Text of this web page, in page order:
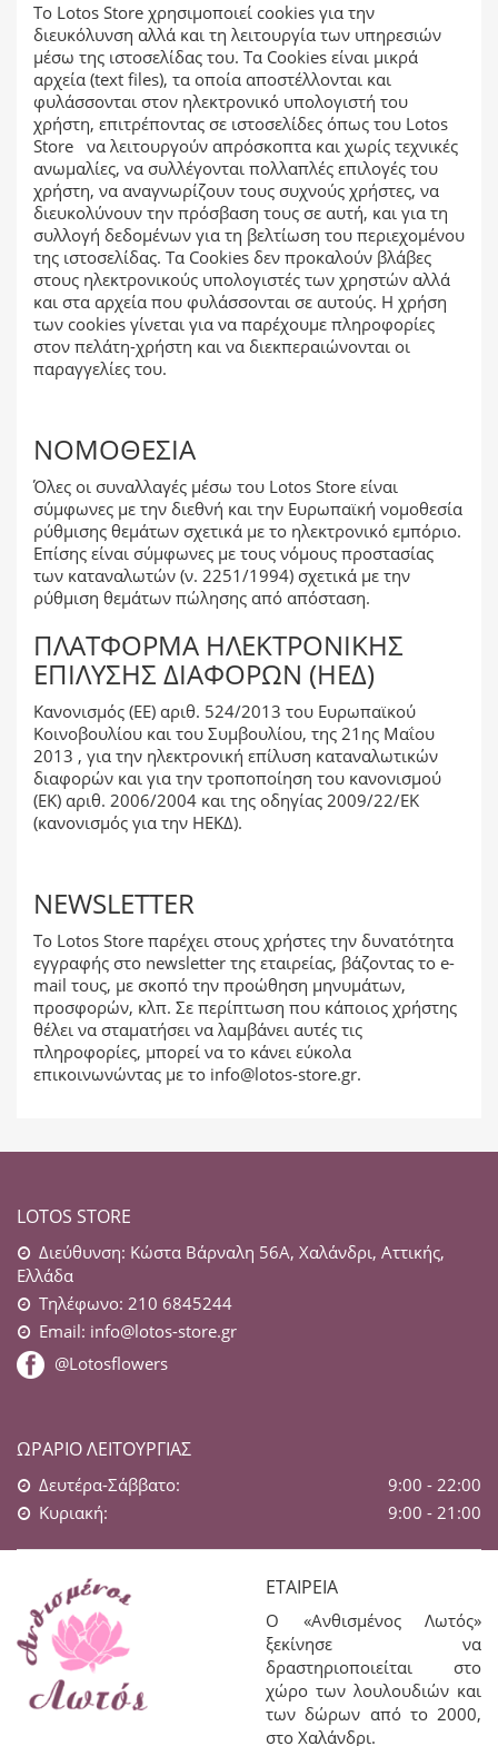
Το Lotos Store χρησιμοποιεί cookies για την
διευκόλυνση αλλά και τη λειτουργία των υπηρεσιών
μέσω της ιστοσελίδας του. Τα Cookies είναι μικρά
αρχεία (text files), τα οποία αποστέλλονται και
φυλάσσονται στον ηλεκτρονικό υπολογιστή του
χρήστη, επιτρέποντας σε ιστοσελίδες όπως του Lotos
Store να λειτουργούν απρόσκοπτα και χωρίς τεχνικές
ανωμαλίες, να συλλέγονται πολλαπλές επιλογές του
χρήστη, να αναγνωρίζουν τους συχνούς χρήστες, να
διευκολύνουν την πρόσβαση τους σε αυτή, και για τη
συλλογή δεδομένων για τη βελτίωση του περιεχομένου
της ιστοσελίδας. Τα Cookies δεν προκαλούν βλάβες
στους ηλεκτρονικούς υπολογιστές των χρηστών αλλά
και στα αρχεία που φυλάσσονται σε αυτούς. Η χρήση
των cookies γίνεται για να παρέχουμε πληροφορίες
στον πελάτη-χρήστη και να διεκπεραιώνονται οι
παραγγελίες του.
ΝΟΜΟΘΕΣΊΑ
Όλες οι συναλλαγές μέσω του Lotos Store είναι
σύμφωνες με την διεθνή και την Ευρωπαϊκή νομοθεσία
ρύθμισης θεμάτων σχετικά με το ηλεκτρονικό εμπόριο.
Επίσης είναι σύμφωνες με τους νόμους προστασίας
των καταναλωτών (ν. 2251/1994) σχετικά με την
ρύθμιση θεμάτων πώλησης από απόσταση.
ΠΛΑΤΦΌΡΜΑ ΗΛΕΚΤΡΟΝΙΚΉΣ
ΕΠΊΛΥΣΗΣ ΔΙΑΦΟΡΏΝ (ΗΕΔ)
Κανονισμός (ΕΕ) αριθ. 524/2013 του Ευρωπαϊκού
Κοινοβουλίου και του Συμβουλίου, της 21ης Μαΐου
2013 , για την ηλεκτρονική επίλυση καταναλωτικών
διαφορών και για την τροποποίηση του κανονισμού
(ΕΚ) αριθ. 2006/2004 και της οδηγίας 2009/22/ΕΚ
(κανονισμός για την ΗΕΚΔ).
NEWSLETTER
Το Lotos Store παρέχει στους χρήστες την δυνατότητα
εγγραφής στο newsletter της εταιρείας, βάζοντας το e-
mail τους, με σκοπό την προώθηση μηνυμάτων,
προσφορών, κλπ. Σε περίπτωση που κάποιος χρήστης
θέλει να σταματήσει να λαμβάνει αυτές τις
πληροφορίες, μπορεί να το κάνει εύκολα
επικοινωνώντας με το info@lotos-store.gr.
LOTOS STORE
Διεύθυνση: Κώστα Βάρναλη 56Α, Χαλάνδρι, Αττικής,
Ελλάδα
Τηλέφωνο: 210 6845244
Email: info@lotos-store.gr
@Lotosflowers
ΩΡΆΡΙΟ ΛΕΙΤΟΥΡΓΊΑΣ
Δευτέρα-Σάββατο:
9:00 - 22:00
Κυριακή:
9:00 - 21:00
ΕΤΑΙΡΕΊΑ
Ο «Ανθισμένος Λωτός»
ξεκίνησε να
δραστηριοποιείται στο
χώρο των λουλουδιών και
των δώρων από το 2000,
στο Χαλάνδρι.